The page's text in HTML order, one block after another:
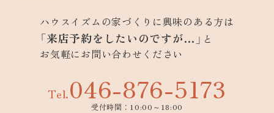
ハウスイズムの家づくりに興味のある方は
「来店予約をしたいのですが…」 と
お気軽にお問い合わせください
Tel.046-876-5173
受付時間：10:00～18:00